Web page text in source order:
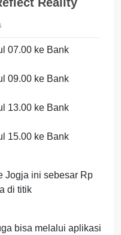
07.00 ke Bank
09.00 ke Bank
13.00 ke Bank
15.00 ke Bank
Jogja ini sebesar Rp
di titik
bisa melalui aplikasi